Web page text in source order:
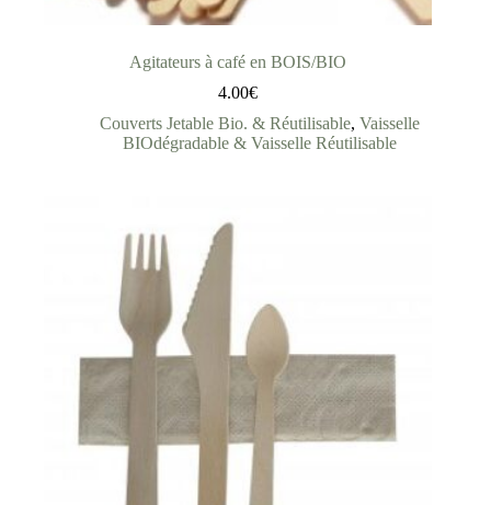
Agitateurs à café en BOIS/BIO
4.00€
Couverts Jetable Bio. & Réutilisable,Vaisselle
BIOdégradable & Vaisselle Réutilisable